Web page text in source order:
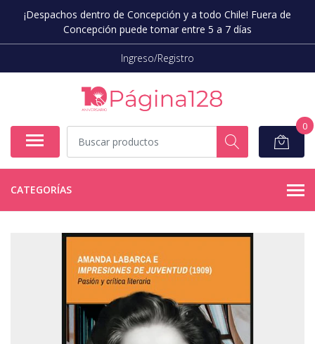
¡Despachos dentro de Concepción y a todo Chile! Fuera de
Concepción puede tomar entre 5 a 7 días
Ingreso/Registro
0
CATEGORÍAS